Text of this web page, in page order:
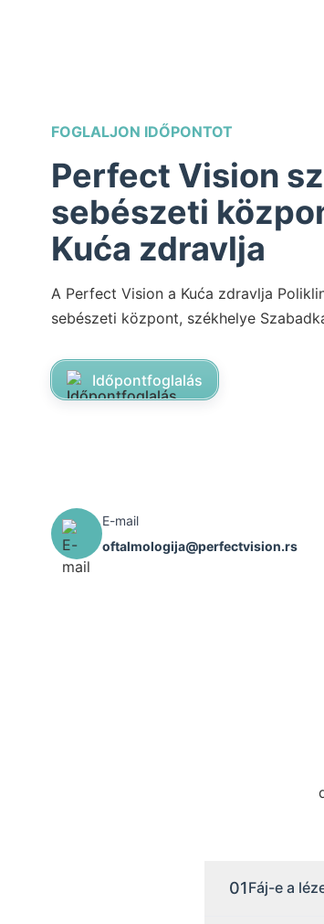
FOGLALJON IDŐPONTOT
Perfect Vision
sebészeti
Kuća zdravlja
A Perfect Vision a Kuća zdravlja
sebészeti központ, székhelye
Időpontfoglalás
E-mail
oftalmologija@perfectvision.rs
01Fáj-e a